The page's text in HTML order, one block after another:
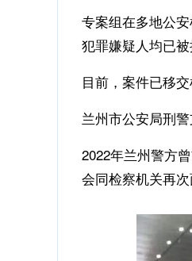
专案组在多地公
犯罪嫌疑人均已被
目前，案件已移
兰州市公安局刑
2022年兰州警方
会同检察机关再